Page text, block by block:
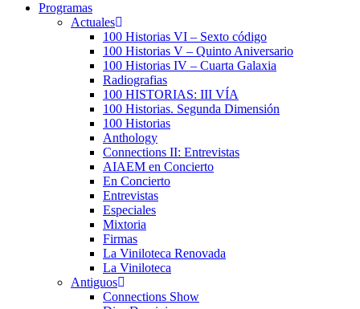
Programas
Actuales
100 Historias VI – Sexto código
100 Historias V – Quinto Aniversario
100 Historias IV – Cuarta Galaxia
Radiografias
100 HISTORIAS: III VÍA
100 Historias. Segunda Dimensión
100 Historias
Anthology
Connections II: Entrevistas
AIAEM en Concierto
En Concierto
Entrevistas
Especiales
Mixtoria
Firmas
La Viniloteca Renovada
La Viniloteca
Antiguos
Connections Show